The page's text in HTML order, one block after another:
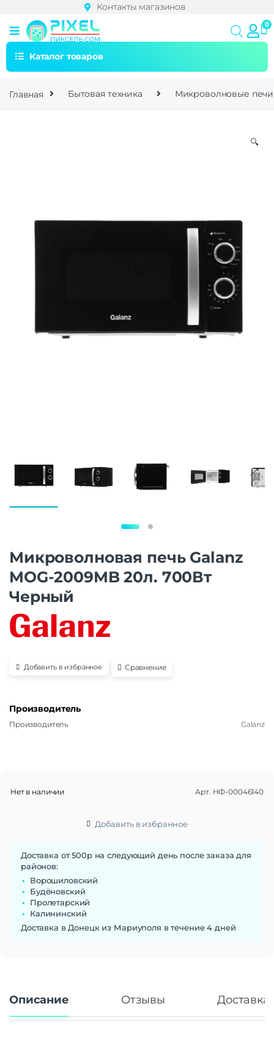
Контакты магазинов
Каталог товаров
Главная Бытовая техника Микроволновые печи
🔍
Микроволновая печь Galanz
MOG-2009MB 20л. 700Вт
Черный
Добавить в избранное Сравнение
Производитель
Производитель Galanz
Нет в наличии Арт. НФ-00046140
Добавить в избранное
Доставка от 500р на следующий день после заказа для
районов:
Ворошиловский
Будёновский
Пролетарский
Калининский
Доставка в Донецк из Мариуполя в течение 4 дней
Описание Отзывы Доставка